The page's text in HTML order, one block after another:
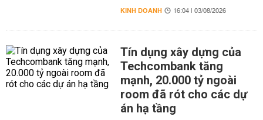
KINH DOANH 16:04 | 03/08/2026
Tín dụng xây dựng của
Techcombank tăng
mạnh, 20.000 tỷ ngoài
room đã rót cho các dự
án hạ tầng